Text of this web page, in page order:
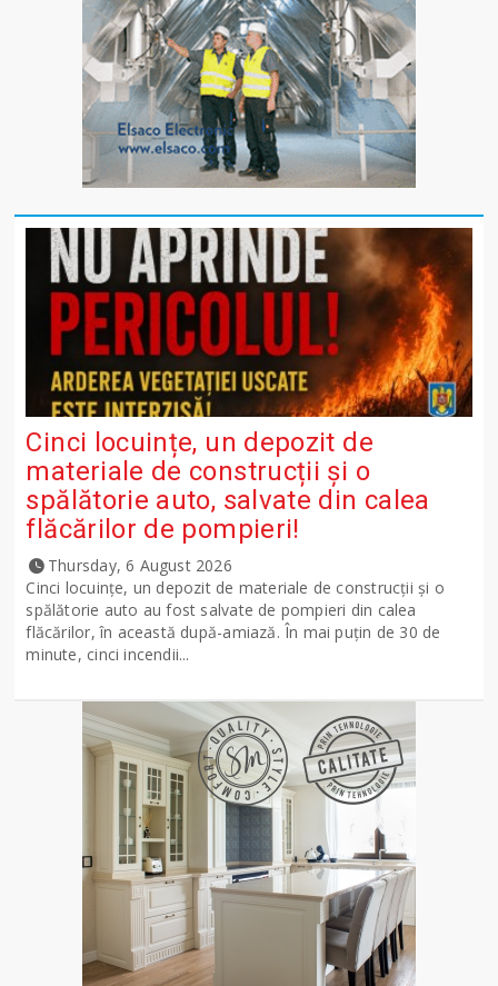
Cinci locuințe, un depozit de
materiale de construcții și o
spălătorie auto, salvate din calea
flăcărilor de pompieri!
Thursday, 6 August 2026
Cinci locuințe, un depozit de materiale de construcții și o
spălătorie auto au fost salvate de pompieri din calea
flăcărilor, în această după-amiază. În mai puțin de 30 de
minute, cinci incendii...